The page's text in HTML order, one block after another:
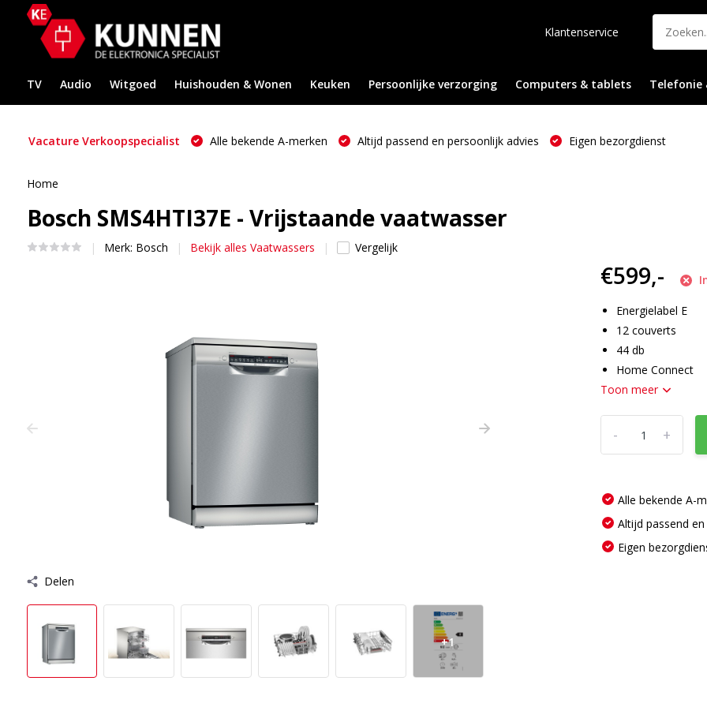
Klantenservice
TV Audio Witgoed Huishouden & Wonen Keuken Persoonlijke verzorging Computers & tablets Telefonie
Vacature Verkoopspecialist Alle bekende A-merken Altijd passend en persoonlijk advies Eigen bezorgdienst
Home
Bosch SMS4HTI37E - Vrijstaande vaatwasser
Merk: Bosch Bekijk alles Vaatwassers Vergelijk
Delen
+1
€599,-
Energielabel E
12 couverts
44 db
Home Connect
Toon meer
+
-
Alle bekende A-
Altijd passend
Eigen